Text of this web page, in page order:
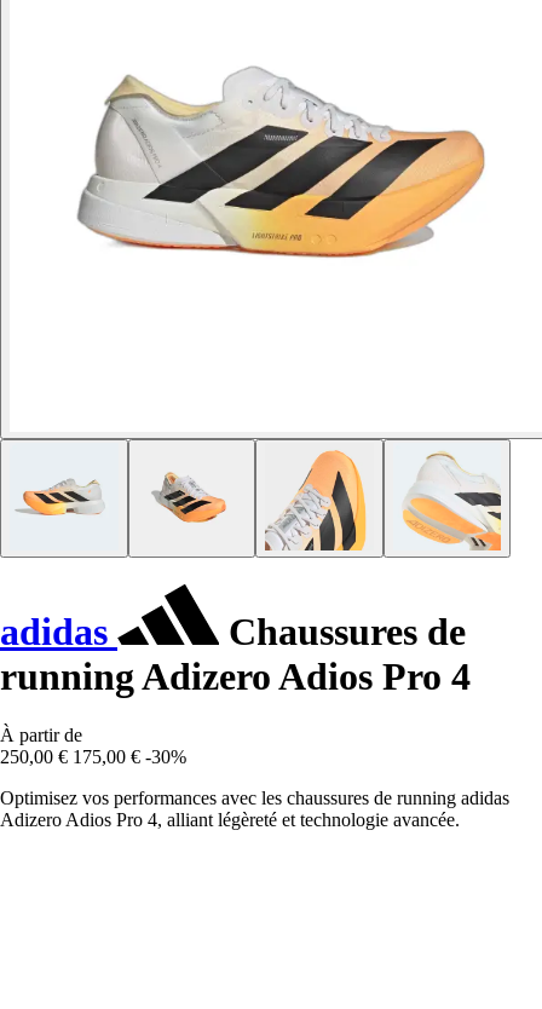
adidas
Chaussures de
running Adizero Adios Pro 4
À partir de
250,00 € 175,00 € -30%
Optimisez vos performances avec les chaussures de running adidas
Adizero Adios Pro 4, alliant légèreté et technologie avancée.